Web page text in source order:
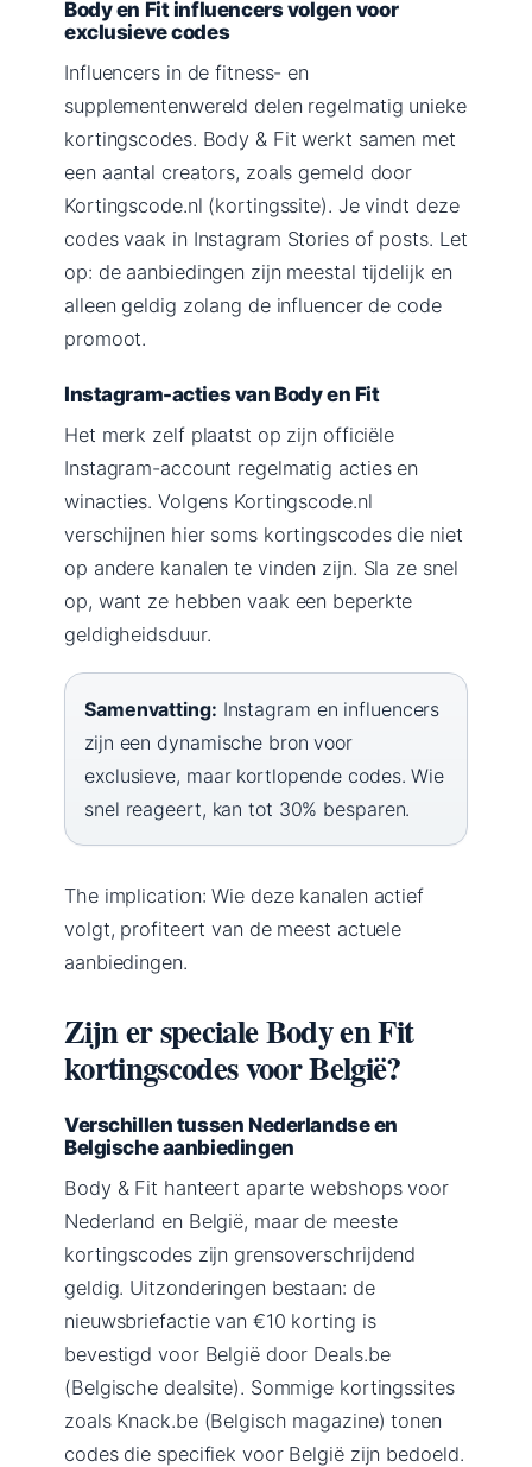
Body en Fit influencers volgen voor
exclusieve codes
Influencers in de fitness- en
supplementenwereld delen regelmatig unieke
kortingscodes. Body & Fit werkt samen met
een aantal creators, zoals gemeld door
Kortingscode.nl (kortingssite). Je vindt deze
codes vaak in Instagram Stories of posts. Let
op: de aanbiedingen zijn meestal tijdelijk en
alleen geldig zolang de influencer de code
promoot.
Instagram-acties van Body en Fit
Het merk zelf plaatst op zijn officiële
Instagram-account regelmatig acties en
winacties. Volgens Kortingscode.nl
verschijnen hier soms kortingscodes die niet
op andere kanalen te vinden zijn. Sla ze snel
op, want ze hebben vaak een beperkte
geldigheidsduur.
Samenvatting: Instagram en influencers
zijn een dynamische bron voor
exclusieve, maar kortlopende codes. Wie
snel reageert, kan tot 30% besparen.
The implication: Wie deze kanalen actief
volgt, profiteert van de meest actuele
aanbiedingen.
Zijn er speciale Body en Fit
kortingscodes voor België?
Verschillen tussen Nederlandse en
Belgische aanbiedingen
Body & Fit hanteert aparte webshops voor
Nederland en België, maar de meeste
kortingscodes zijn grensoverschrijdend
geldig. Uitzonderingen bestaan: de
nieuwsbriefactie van €10 korting is
bevestigd voor België door Deals.be
(Belgische dealsite). Sommige kortingssites
zoals Knack.be (Belgisch magazine) tonen
codes die specifiek voor België zijn bedoeld.